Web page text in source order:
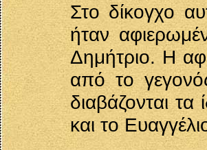
Στο δίκογχο
ήταν
Δημήτριο. Η
από το
διαβάζονται
και το